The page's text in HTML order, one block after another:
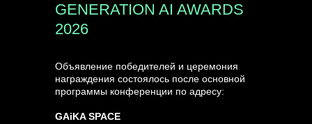
Объявление победителей и церемония
награждения состоялось после основной
программы конференции по адресу:
GAiKA SPACE
GENERATION AI AWARDS
2026
ГЕНЕРАЛЬНЫЙ ИНФОПАРТНЕР